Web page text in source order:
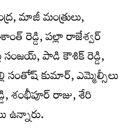
మాజీ మంత్రులు,
రెడ్డి, పల్లా రాజేశ్వర్
సంజయ్, పాడి కౌశిక్ రెడ్డి,
కుమార్, ఎమ్మెల్సీలు
శంభీపూర్ రాజు, శేరి
ఉన్నారు.